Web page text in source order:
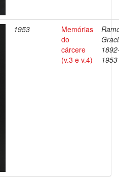
1953
Memórias
do
cárcere
(v.3 e v.4)
1953